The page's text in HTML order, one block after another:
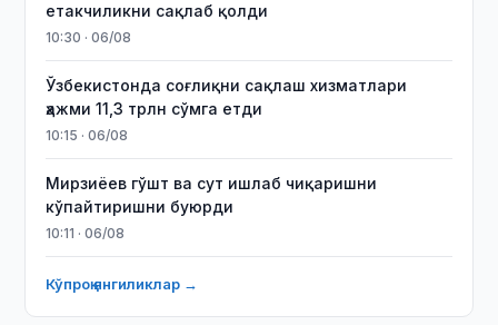
етакчиликни сақлаб қолди
10:30 · 06/08
Ўзбекистонда соғлиқни сақлаш хизматлари
ҳажми 11,3 трлн сўмга етди
10:15 · 06/08
Мирзиёев гўшт ва сут ишлаб чиқаришни
кўпайтиришни буюрди
10:11 · 06/08
Кўпроқ янгиликлар →